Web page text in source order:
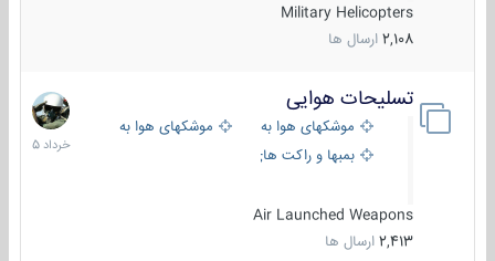
Military Helicopters
2,108 ارسال ها
تسلیحات هوایی
موشکهای هوا به هوا
موشکهای هوا به سطح
بمبها و راکت های هوایی
Air Launched Weapons
2,413 ارسال ها
30
خرداد
1405